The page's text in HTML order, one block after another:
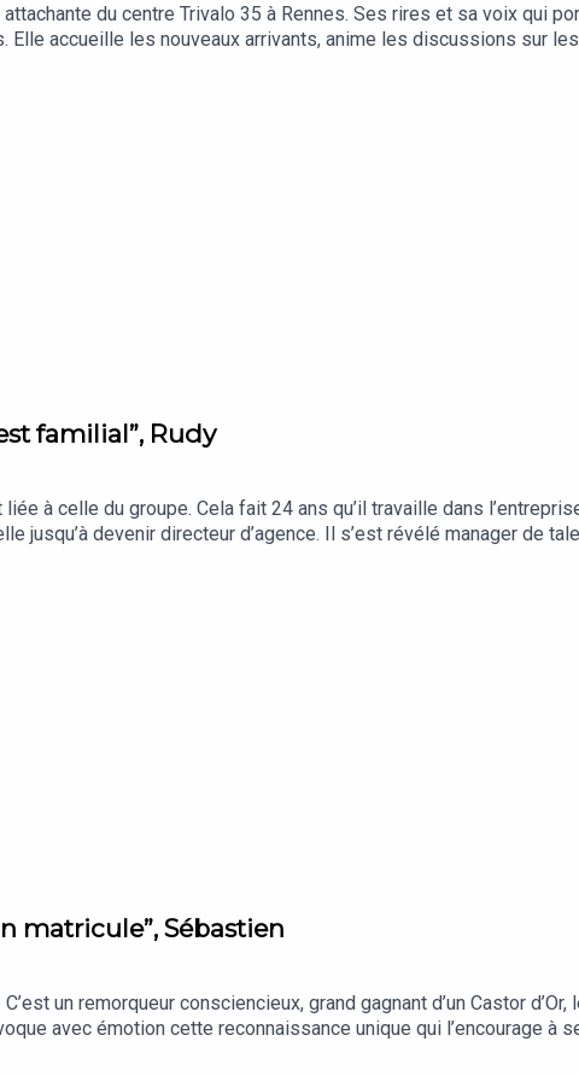
du centre Trivalo 35 à Rennes. Ses rires et sa voix qui
accueille les nouveaux arrivants, anime les discussions sur
familial”, Rudy
à celle du groupe. Cela fait 24 ans qu’il travaille dans
devenir directeur d’agence. Il s’est révélé manager de
ses équipes. Au dessus de sa tête passent régulièrement des
matricule”, Sébastien
un remorqueur consciencieux, grand gagnant d’un Castor
avec émotion cette reconnaissance unique qui l’encourage à